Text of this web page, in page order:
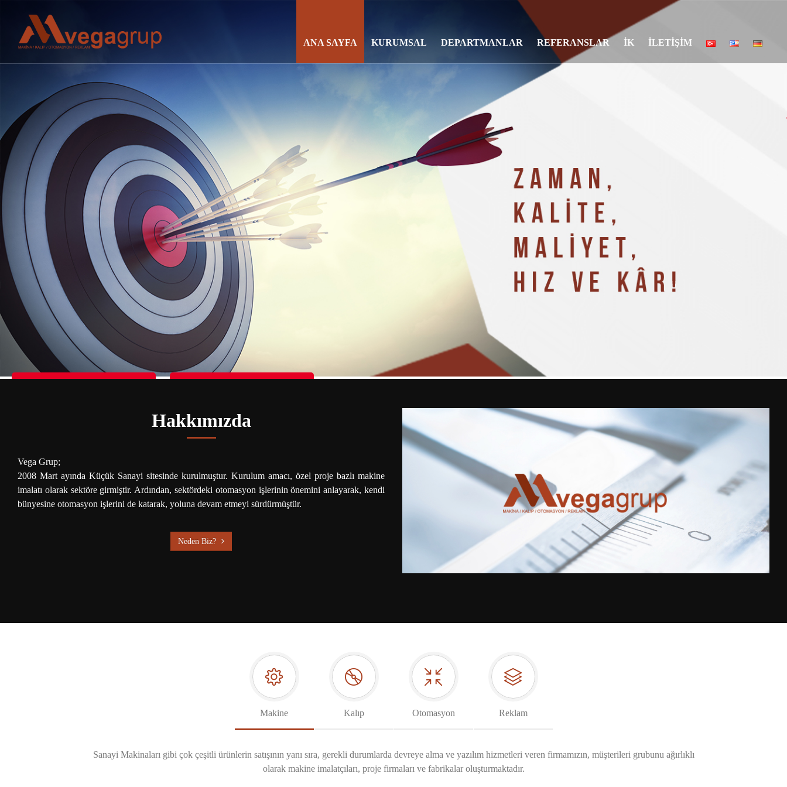
ANA SAYFA KURUMSAL DEPARTMANLAR REFERANSLAR İK İLETİŞİM
Hakkımızda
Vega Grup;
2008 Mart ayında Küçük Sanayi sitesinde kurulmuştur. Kurulum amacı, özel proje bazlı makine
imalatı olarak sektöre girmiştir. Ardından, sektördeki otomasyon işlerinin önemini anlayarak, kendi
bünyesine otomasyon işlerini de katarak, yoluna devam etmeyi sürdürmüştür.
Neden Biz?
Makine Kalıp Otomasyon Reklam
Sanayi Makinaları gibi çok çeşitli ürünlerin satışının yanı sıra, gerekli durumlarda devreye alma ve yazılım hizmetleri veren firmamızın, müşterileri grubunu ağırlıklı
olarak makine imalatçıları, proje firmaları ve fabrikalar oluşturmaktadır.